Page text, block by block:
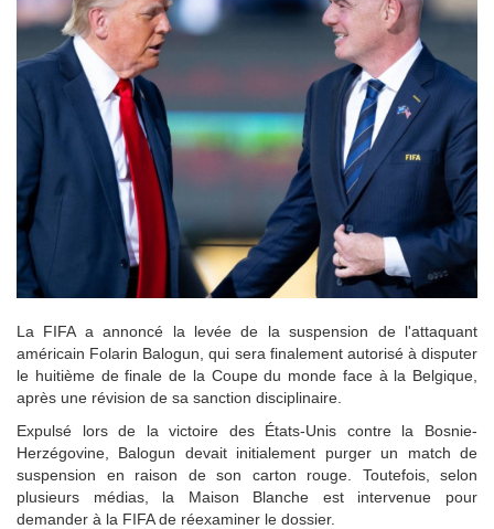
La FIFA a annoncé la levée de la suspension de l'attaquant
américain Folarin Balogun, qui sera finalement autorisé à disputer
le huitième de finale de la Coupe du monde face à la Belgique,
après une révision de sa sanction disciplinaire.
Expulsé lors de la victoire des États-Unis contre la Bosnie-
Herzégovine, Balogun devait initialement purger un match de
suspension en raison de son carton rouge. Toutefois, selon
plusieurs médias, la Maison Blanche est intervenue pour
demander à la FIFA de réexaminer le dossier.